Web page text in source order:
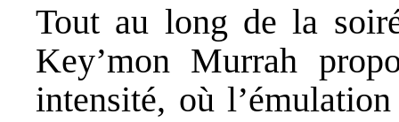
Tout au long de la
Key’mon Murrah
intensité, où